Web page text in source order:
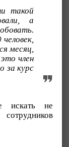
такой
а
месяц,
член
за курс
искать не